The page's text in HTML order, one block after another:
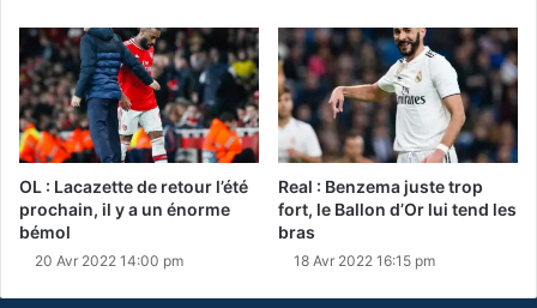
OL : Lacazette de retour l’été
prochain, il y a un énorme
bémol
20 Avr 2022 14:00 pm
Real : Benzema juste trop
fort, le Ballon d’Or lui tend les
bras
18 Avr 2022 16:15 pm